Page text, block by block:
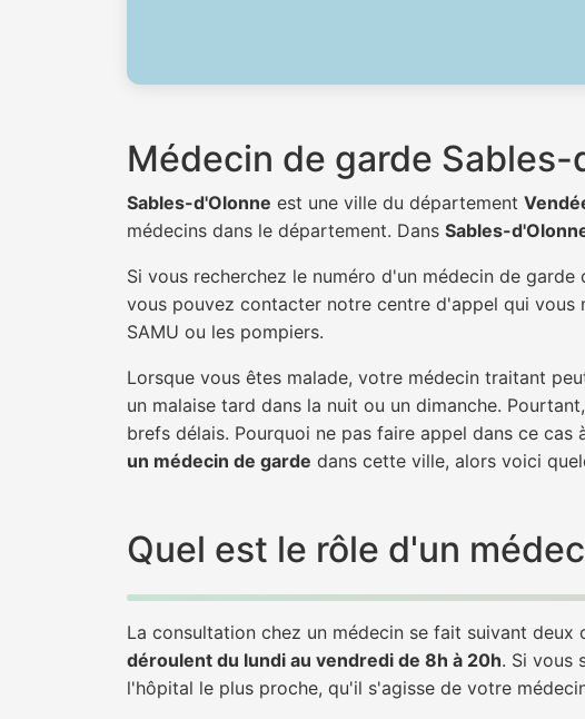
Médecin de garde Sables-
Sables-d'Olonne est une ville du département
médecins dans le département. Dans Sables-
Si vous recherchez le numéro d'un médecin de garde
vous pouvez contacter notre centre d'appel qui
SAMU ou les pompiers.
Lorsque vous êtes malade, votre médecin traitant
un malaise tard dans la nuit ou un dimanche.
brefs délais. Pourquoi ne pas faire appel dans ce
un médecin de garde dans cette ville, alors voici
Quel est le rôle d'un
La consultation chez un médecin se fait suivant
déroulent du lundi au vendredi de 8h à 20h. Si vous
l'hôpital le plus proche, qu'il s'agisse de votre